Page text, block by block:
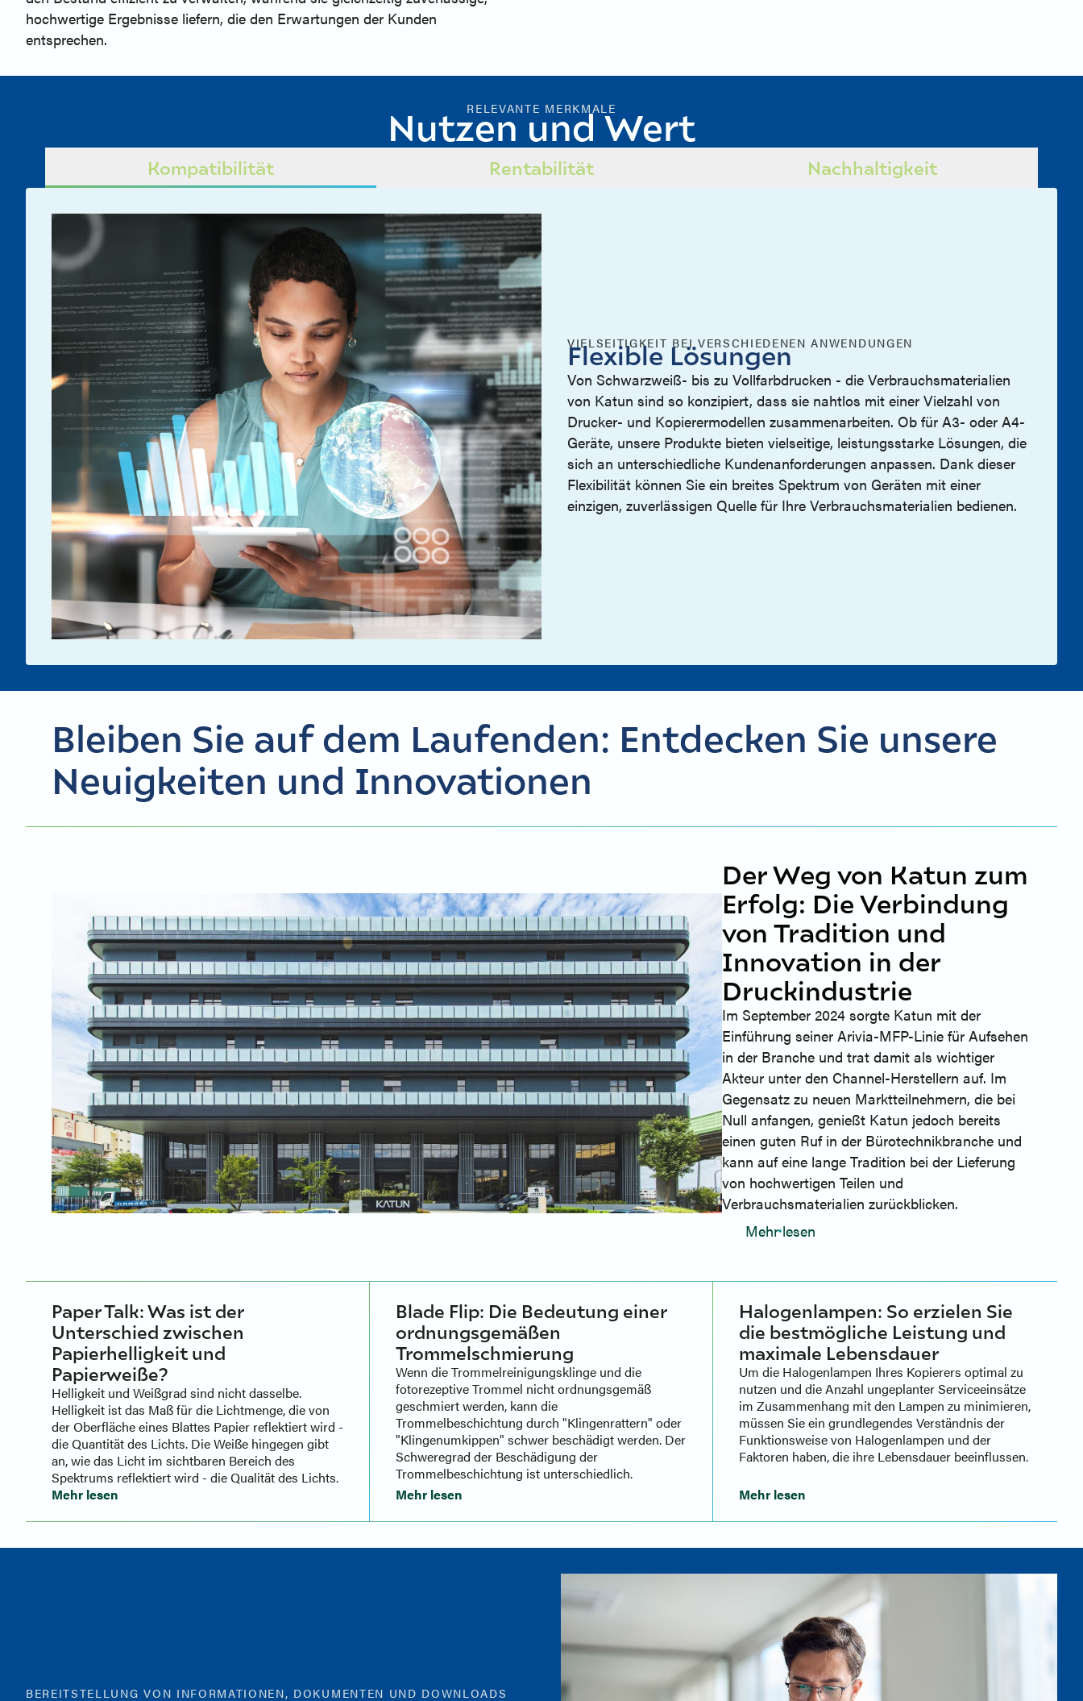
hochwertige Ergebnisse liefern, die den Erwartungen der Kunden
entsprechen.
RELEVANTE MERKMALE
Nutzen und Wert
Kompatibilität Rentabilität Nachhaltigkeit
VIELSEITIGKEIT BEI VERSCHIEDENEN ANWENDUNGEN
Flexible Lösungen
Von Schwarzweiß- bis zu Vollfarbdrucken - die Verbrauchsmaterialien
von Katun sind so konzipiert, dass sie nahtlos mit einer Vielzahl von
Drucker- und Kopierermodellen zusammenarbeiten. Ob für A3- oder A4-
Geräte, unsere Produkte bieten vielseitige, leistungsstarke Lösungen, die
sich an unterschiedliche Kundenanforderungen anpassen. Dank dieser
Flexibilität können Sie ein breites Spektrum von Geräten mit einer
einzigen, zuverlässigen Quelle für Ihre Verbrauchsmaterialien bedienen.
Bleiben Sie auf dem Laufenden: Entdecken Sie unsere
Neuigkeiten und Innovationen
Der Weg von Katun zum
Erfolg: Die Verbindung
von Tradition und
Innovation in der
Druckindustrie
Im September 2024 sorgte Katun mit der
Einführung seiner Arivia-MFP-Linie für Aufsehen
in der Branche und trat damit als wichtiger
Akteur unter den Channel-Herstellern auf. Im
Gegensatz zu neuen Marktteilnehmern, die bei
Null anfangen, genießt Katun jedoch bereits
einen guten Ruf in der Bürotechnikbranche und
kann auf eine lange Tradition bei der Lieferung
von hochwertigen Teilen und
Verbrauchsmaterialien zurückblicken.
Mehr lesen
Paper Talk: Was ist der
Unterschied zwischen
Papierhelligkeit und
Papierweiße?
Helligkeit und Weißgrad sind nicht dasselbe.
Helligkeit ist das Maß für die Lichtmenge, die von
der Oberfläche eines Blattes Papier reflektiert wird -
die Quantität des Lichts. Die Weiße hingegen gibt
an, wie das Licht im sichtbaren Bereich des
Spektrums reflektiert wird - die Qualität des Lichts.
Mehr lesen
Blade Flip: Die Bedeutung einer
ordnungsgemäßen
Trommelschmierung
Wenn die Trommelreinigungsklinge und die
fotorezeptive Trommel nicht ordnungsgemäß
geschmiert werden, kann die
Trommelbeschichtung durch "Klingenrattern" oder
"Klingenumkippen" schwer beschädigt werden. Der
Schweregrad der Beschädigung der
Trommelbeschichtung ist unterschiedlich.
Mehr lesen
Halogenlampen: So erzielen Sie
die bestmögliche Leistung und
maximale Lebensdauer
Um die Halogenlampen Ihres Kopierers optimal zu
nutzen und die Anzahl ungeplanter Serviceeinsätze
im Zusammenhang mit den Lampen zu minimieren,
müssen Sie ein grundlegendes Verständnis der
Funktionsweise von Halogenlampen und der
Faktoren haben, die ihre Lebensdauer beeinflussen.
Mehr lesen
BEREITSTELLUNG VON INFORMATIONEN, DOKUMENTEN UND DOWNLOADS